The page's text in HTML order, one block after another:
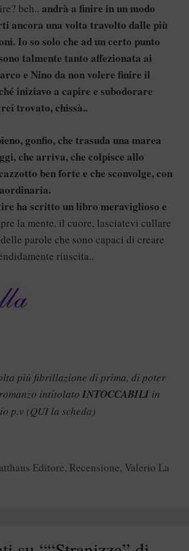
beh.. andrà a finire in un modo
ancora una volta travolto dalle più
Io so solo che ad un certo punto
talmente tanto affezionata ai
e Nino da non volere finire il
iniziavo a capire e subodorare
trovato, chissà..
gonfio, che trasuda una marea
che arriva, che colpisce allo
ben forte e che sconvolge, con
ha scritto un libro meraviglioso e
la mente, il cuore, lasciatevi cullare
parole che sono capaci di creare
riuscita..
più fibrillazione di prima, di poter
intitolato INTOCCABILI in
p.v (QUI la scheda)
Editore, Recensione, Valerio La